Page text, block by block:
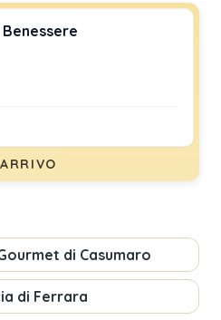
di Casumaro
di Ferrara